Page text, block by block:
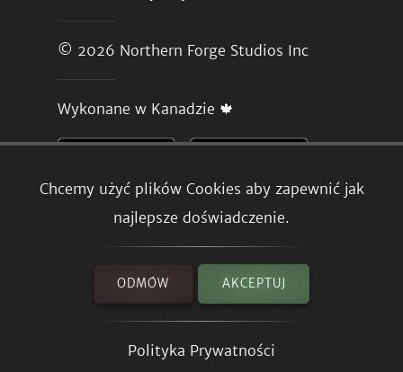
Chcemy użyć plików Cookies aby zapewnić jak
najlepsze doświadczenie.
ODMÓW AKCEPTUJ
Polityka Prywatności
© 2026 Northern Forge Studios Inc
Wykonane w Kanadzie 🍁